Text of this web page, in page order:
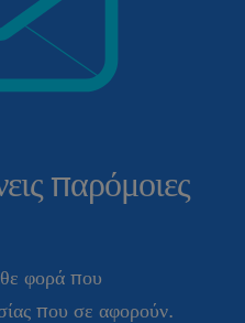
παρόμοιες
φορά που
που σε αφορούν.